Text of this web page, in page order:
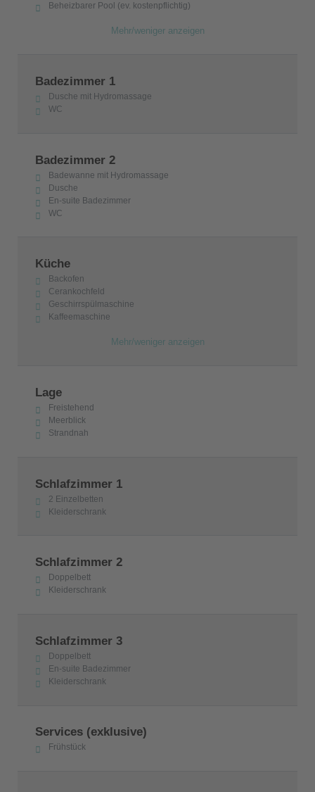
Beheizbarer Pool (ev. kostenpflichtig)
Mehr/weniger anzeigen
Badezimmer 1
Dusche mit Hydromassage
WC
Badezimmer 2
Badewanne mit Hydromassage
Dusche
En-suite Badezimmer
WC
Küche
Backofen
Cerankochfeld
Geschirrspülmaschine
Kaffeemaschine
Mehr/weniger anzeigen
Lage
Freistehend
Meerblick
Strandnah
Schlafzimmer 1
2 Einzelbetten
Kleiderschrank
Schlafzimmer 2
Doppelbett
Kleiderschrank
Schlafzimmer 3
Doppelbett
En-suite Badezimmer
Kleiderschrank
Services (exklusive)
Frühstück